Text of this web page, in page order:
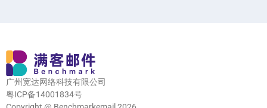
广州宽达网络科技有限公司
粤ICP备14001834号